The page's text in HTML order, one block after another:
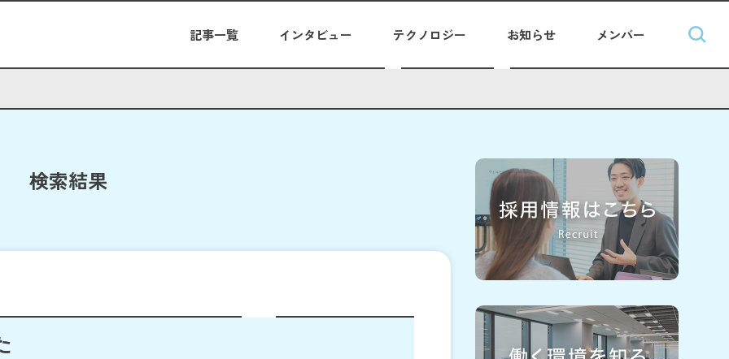
記事一覧 インタビュー テクノロジー お知らせ メンバー
検索結果